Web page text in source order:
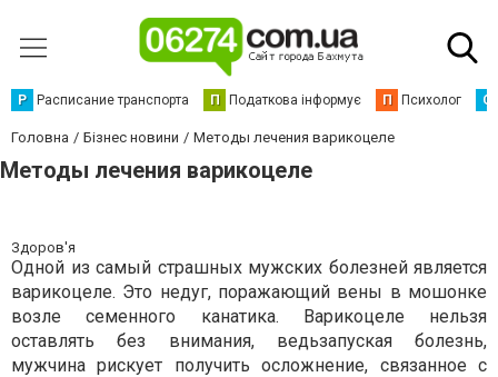
Р Расписание транспорта П Податкова інформує П Психолог С
Головна Бізнес новини Методы лечения варикоцеле
Методы лечения варикоцеле
Здоров'я
Одной из самый страшных мужских болезней является
варикоцеле. Это недуг, поражающий вены в мошонке
возле семенного канатика. Варикоцеле нельзя
оставлять без внимания, ведьзапуская болезнь,
мужчина рискует получить осложнение, связанное с